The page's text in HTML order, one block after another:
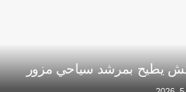
يطيح بمرشد سياحي مزور